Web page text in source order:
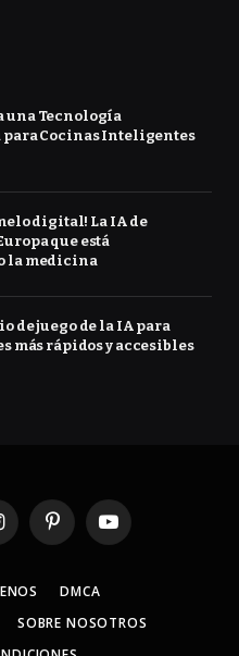
una Tecnología
Cocinas Inteligentes
digital! La IA de
que está
la medicina
de juego de la IA para
más rápidos y accesibles
PinterestYouTube
DMCA
SOBRE NOSOTROS